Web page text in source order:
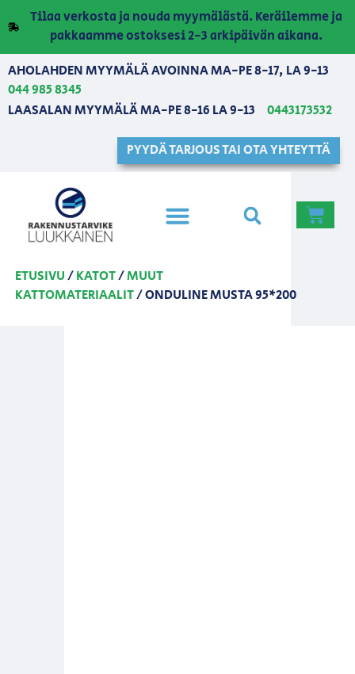
Tilaa verkosta ja nouda myymälästä. Keräilemme ja
pakkaamme ostoksesi 2-3 arkipäivän aikana.
AHOLAHDEN MYYMÄLÄ AVOINNA MA-PE 8-17, LA 9-13
044 985 8345
LAASALAN MYYMÄLÄ MA-PE 8-16 LA 9-13
0443173532
PYYDÄ TARJOUS TAI OTA YHTEYTTÄ
ETUSIVU/KATOT/MUUT
KATTOMATERIAALIT/ ONDULINE MUSTA 95*200